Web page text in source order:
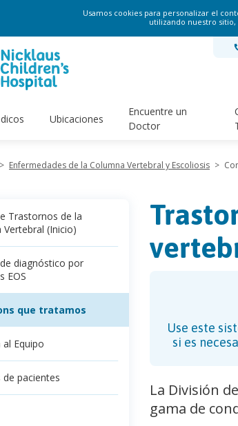
Usamos cookies para personalizar el
utilizando nuestro
Ubicaciones
Encuentre un
Doctor
> Enfermedades de la Columna Vertebral y Escoliosis >
Trastornos de la
Vertebral (Inicio)
diagnóstico por
EOS
que tratamos
Equipo
de pacientes
Use este
si es
La División
gama de